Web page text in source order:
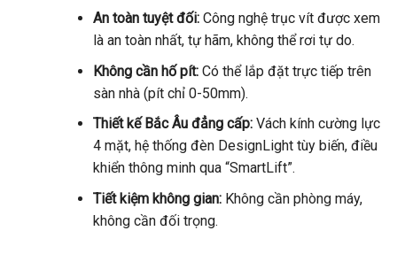
An toàn tuyệt đối:Công nghệ trục vít được xem
là an toàn nhất, tự hãm, không thể rơi tự do.
Không cần hố pít:Có thể lắp đặt trực tiếp trên
sàn nhà (pít chỉ 0-50mm).
Thiết kế Bắc Âu đẳng cấp:Vách kính cường lực
4 mặt, hệ thống đèn DesignLight tùy biến, điều
khiển thông minh qua “SmartLift”.
Tiết kiệm không gian:Không cần phòng máy,
không cần đối trọng.